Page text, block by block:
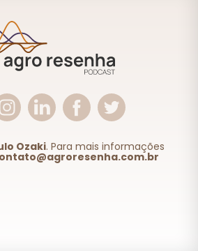
Ozaki. Para mais informações